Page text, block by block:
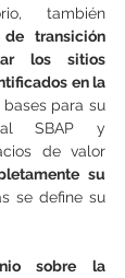
también
de transición
los sitios
en la
para su
al SBAP y
de valor
su
se define su
sobre la